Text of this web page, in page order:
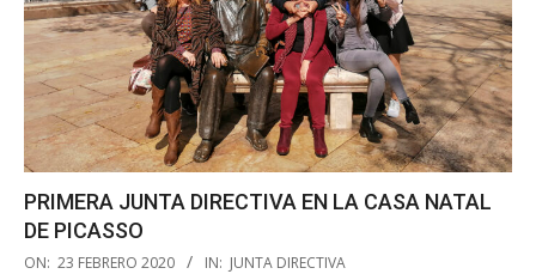
PRIMERA JUNTA DIRECTIVA EN LA CASA NATAL
DE PICASSO
2020-
ON: 23 FEBRERO 2020 IN: JUNTA DIRECTIVA